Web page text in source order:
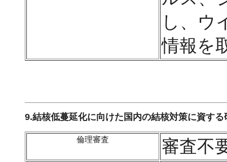
し、ウ
情報を
9.結核低蔓延化に向けた国内の結核対策に資する
倫理審査 審査不